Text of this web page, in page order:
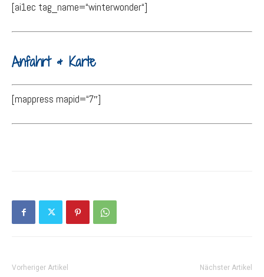
[ai1ec tag_name=“winterwonder“]
Anfahrt & Karte
[mappress mapid=“7″]
Vorheriger Artikel Nächster Artikel